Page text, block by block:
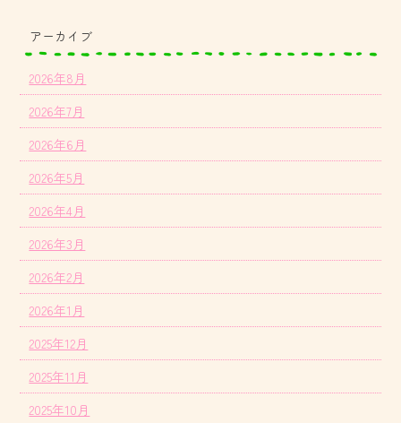
アーカイブ
2026年8月
2026年7月
2026年6月
2026年5月
2026年4月
2026年3月
2026年2月
2026年1月
2025年12月
2025年11月
2025年10月